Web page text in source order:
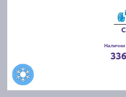
C
Налични